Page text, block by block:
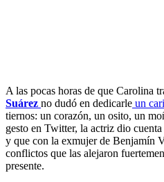
A las pocas horas de que Carolina
Suárez no dudó en dedicarle un
tiernos: un corazón, un osito, un
gesto en Twitter, la actriz dio
y que con la exmujer de Benjamín
conflictos que las alejaron
presente.